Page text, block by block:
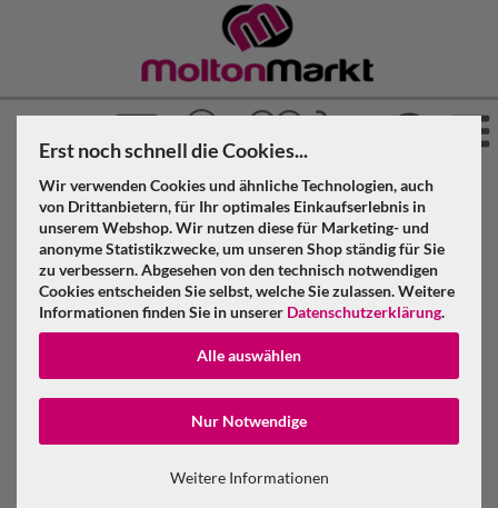
Erst noch schnell die Cookies...
Wir verwenden Cookies und ähnliche Technologien, auch
von Drittanbietern, für Ihr optimales Einkaufserlebnis in
unserem Webshop. Wir nutzen diese für Marketing- und
anonyme Statistikzwecke, um unseren Shop ständig für Sie
zu verbessern. Abgesehen von den technisch notwendigen
Cookies entscheiden Sie selbst, welche Sie zulassen. Weitere
Informationen finden Sie in unserer Datenschutzerklärung.
Alle auswählen
Nur Notwendige
Weitere Informationen
Konto erstellen
Molton Markt » Messeteppich »
Messeteppich Rollenware